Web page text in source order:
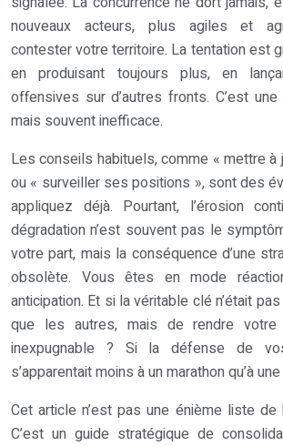
nouveaux acteurs, plus agiles et
contester votre territoire. La tentation est
en produisant toujours plus, en
offensives sur d’autres fronts. C’est
mais souvent inefficace.
Les conseils habituels, comme « mettre à
ou « surveiller ses positions », sont des
appliquez déjà. Pourtant, l’érosion
dégradation n’est souvent pas le
votre part, mais la conséquence d’une
obsolète. Vous êtes en mode
anticipation. Et si la véritable clé n’était
que les autres, mais de rendre votre
inexpugnable ? Si la défense de
s’apparentait moins à un marathon qu’à
Cet article n’est pas une énième liste de
C’est un guide stratégique de